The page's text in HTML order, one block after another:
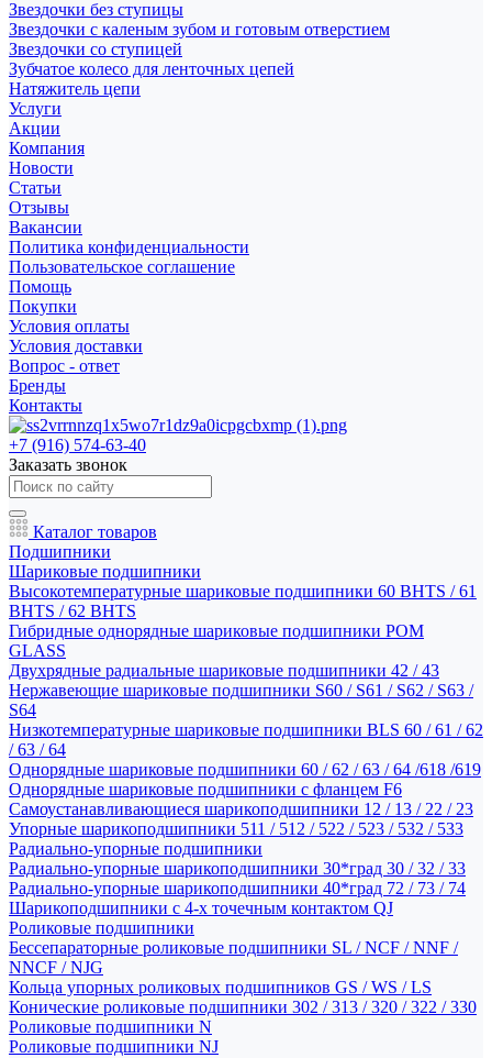
Звездочки без ступицы
Звездочки с каленым зубом и готовым отверстием
Звездочки со ступицей
Зубчатое колесо для ленточных цепей
Натяжитель цепи
Услуги
Акции
Компания
Новости
Статьи
Отзывы
Вакансии
Политика конфиденциальности
Пользовательское соглашение
Помощь
Покупки
Условия оплаты
Условия доставки
Вопрос - ответ
Бренды
Контакты
+7 (916) 574-63-40
Заказать звонок
Каталог товаров
Подшипники
Шариковые подшипники
Высокотемпературные шариковые подшипники 60 BHTS / 61
BHTS / 62 BHTS
Гибридные однорядные шариковые подшипники POM
GLASS
Двухрядные радиальные шариковые подшипники 42 / 43
Нержавеющие шариковые подшипники S60 / S61 / S62 / S63 /
S64
Низкотемпературные шариковые подшипники BLS 60 / 61 / 62
/ 63 / 64
Однорядные шариковые подшипники 60 / 62 / 63 / 64 /618 /619
Однорядные шариковые подшипники с фланцем F6
Самоустанавливающиеся шарикоподшипники 12 / 13 / 22 / 23
Упорные шарикоподшипники 511 / 512 / 522 / 523 / 532 / 533
Радиально-упорные подшипники
Радиально-упорные шарикоподшипники 30*град 30 / 32 / 33
Радиально-упорные шарикоподшипники 40*град 72 / 73 / 74
Шарикоподшипники с 4-х точечным контактом QJ
Роликовые подшипники
Бессепараторные роликовые подшипники SL / NCF / NNF /
NNCF / NJG
Кольца упорных роликовых подшипников GS / WS / LS
Конические роликовые подшипники 302 / 313 / 320 / 322 / 330
Роликовые подшипники N
Роликовые подшипники NJ